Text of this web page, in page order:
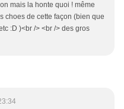
mais la honte quoi ! même
choes de cette façon (bien que
:D )<br /> <br /> des gros